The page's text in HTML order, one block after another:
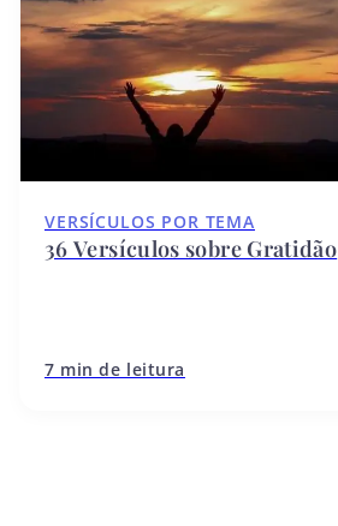
VERSÍCULOS POR TEMA
36 Versículos sobre Gratidão
7 min de leitura